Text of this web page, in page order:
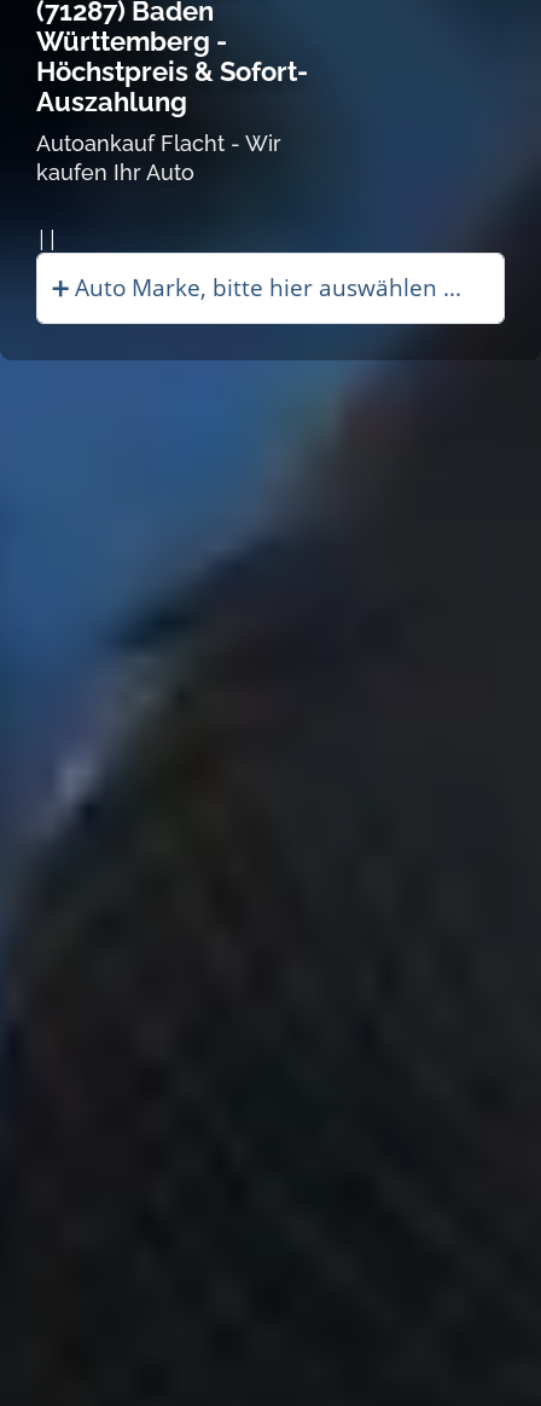
(71287) Baden
Württemberg -
Höchstpreis & Sofort-
Auszahlung
Autoankauf Flacht - Wir
kaufen Ihr Auto
Autoankauf in |